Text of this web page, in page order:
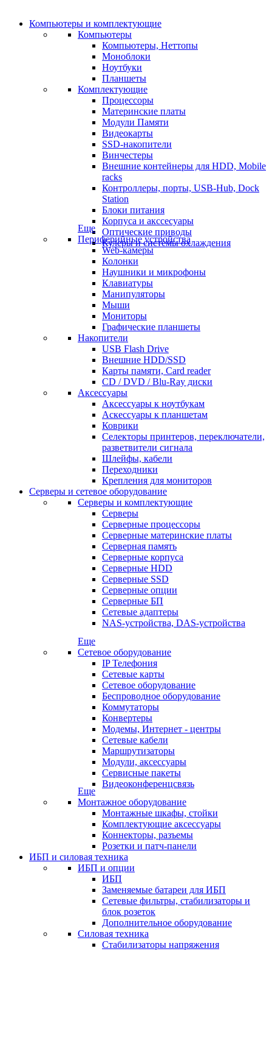
Компьютеры и комплектующие
Компьютеры
Компьютеры, Неттопы
Моноблоки
Ноутбуки
Планшеты
Комплектующие
Процессоры
Материнские платы
Модули Памяти
Видеокарты
SSD-накопители
Винчестеры
Внешние контейнеры для HDD, Mobile
racks
Контроллеры, порты, USB-Hub, Dock
Station
Блоки питания
Корпуса и акссесуары
Оптические приводы
Кулеры и системы охлаждения
Еще
Периферийные устройства
Web-камеры
Колонки
Наушники и микрофоны
Клавиатуры
Манипуляторы
Мыши
Мониторы
Графические планшеты
Накопители
USB Flash Drive
Внешние HDD/SSD
Карты памяти, Card reader
CD / DVD / Blu-Ray диски
Аксессуары
Аксессуары к ноутбукам
Аскессуары к планшетам
Коврики
Селекторы принтеров, переключатели,
разветвители сигнала
Шлейфы, кабели
Переходники
Крепления для мониторов
Серверы и сетевое оборудование
Серверы и комплектующие
Серверы
Серверные процессоры
Серверные материнские платы
Серверная память
Серверные корпуса
Серверные HDD
Серверные SSD
Серверные опции
Серверные БП
Сетевые адаптеры
NAS-устройства, DAS-устройства
Еще
Сетевое оборудование
IP Телефония
Сетевые карты
Сетевое оборудование
Беспроводное оборудование
Коммутаторы
Конвертеры
Модемы, Интернет - центры
Сетевые кабели
Маршрутизаторы
Модули, аксессуары
Сервисные пакеты
Видеоконференцсвязь
Еще
Монтажное оборудование
Монтажные шкафы, стойки
Комплектующие аксессуары
Коннекторы, разъемы
Розетки и патч-панели
ИБП и силовая техника
ИБП и опции
ИБП
Заменяемые батареи для ИБП
Сетевые фильтры, стабилизаторы и
блок розеток
Дополнительное оборудование
Силовая техника
Стабилизаторы напряжения